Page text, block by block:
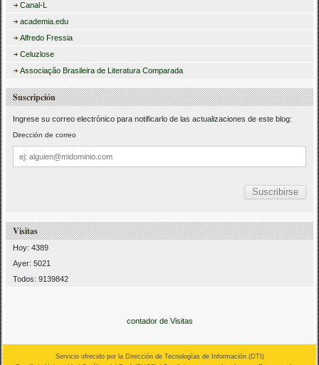
Canal-L
academia.edu
Alfredo Fressia
Celuzlose
Associação Brasileira de Literatura Comparada
Suscripción
Ingrese su correo electrónico para notificarlo de las actualizaciones de este blog:
Dirección de correo
Dirección
de
correo
Visitas
Hoy: 4389
Ayer: 5021
Todos: 9139842
contador de Visitas
Servicio ofrecido por la Dirección de Tecnologías de Información (DTI )